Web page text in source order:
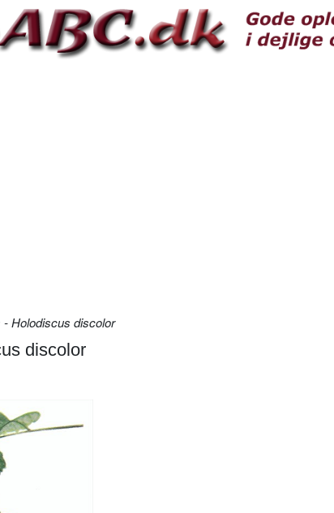
Holodiscus discolor
discolor